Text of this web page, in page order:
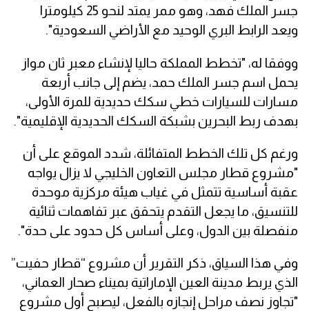
جسر الملك فهد، وهو ممر يمتد لنحو 25 كيلومترا
ويعد الرابط البري الوحيد مع الأراضي السعودية".
ووفقا له، "تخطط المملكة حاليا لإنشاء معبر ثان مواز
يحمل اسم جسر الملك حمد، يضم إلى جانب أربعة
مسارات للسيارات خطي سكك حديدية للمرة الأولى،
بهدف ربط البحرين بشبكة السكك الحديدية الإقليمية".
ورغم كل تلك الخطط المتفائلة، شدد الموقع على أن
"مشروع قطار مجلس التعاون الخليجي لا يزال يواجه
عقبة أساسية تتمثل في غياب هيئة مركزية موحدة
للتنسيق، ما يجعل التقدم يتحقق عبر تفاهمات ثنائية
منفصلة بين الدول، وعلى أساس كل حدود على حدة".
وفي هذا السياق، ذكر التقرير أن مشروع “قطار حفيت”
الذي يربط مدينة العين الإماراتية بميناء صحار العماني،
"تجاوز نصف مراحل إنجازه بالفعل، ليصبح أول مشروع